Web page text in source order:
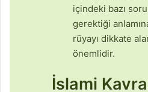
içindeki bazı
gerektiği
rüyayı dikkate
önemlidir.
İslami